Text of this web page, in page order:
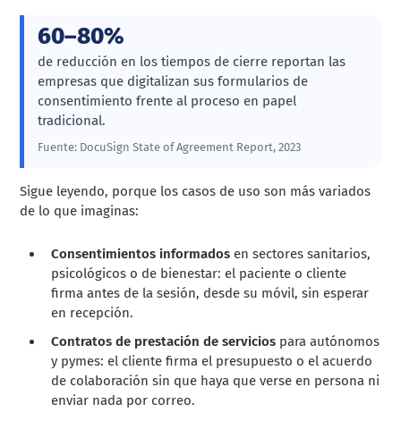
60–80%
de reducción en los tiempos de cierre reportan las
empresas que digitalizan sus formularios de
consentimiento frente al proceso en papel
tradicional.
Fuente: DocuSign State of Agreement Report, 2023
Sigue leyendo, porque los casos de uso son más variados
de lo que imaginas:
Consentimientos informados en sectores sanitarios,
psicológicos o de bienestar: el paciente o cliente
firma antes de la sesión, desde su móvil, sin esperar
en recepción.
Contratos de prestación de servicios para autónomos
y pymes: el cliente firma el presupuesto o el acuerdo
de colaboración sin que haya que verse en persona ni
enviar nada por correo.